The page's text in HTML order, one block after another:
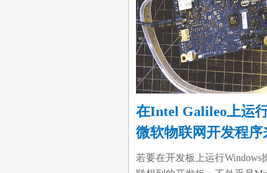
在Intel Galileo上运
微软物联网开发程序
若要在开发板上运行Windows